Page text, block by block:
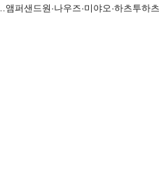
퍼샌드원·나우즈·미야오·하츠투하